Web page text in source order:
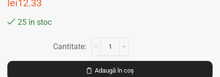
lei12.33
25 în stoc
Adaugă în coș